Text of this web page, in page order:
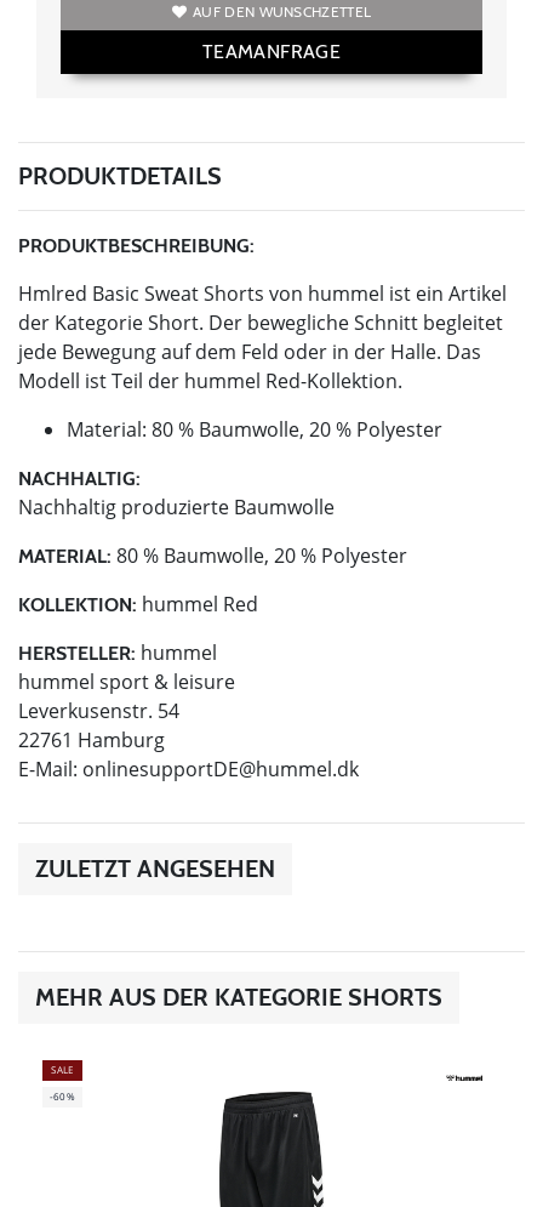
AUF DEN WUNSCHZETTEL
TEAMANFRAGE
PRODUKTDETAILS
PRODUKTBESCHREIBUNG:
Hmlred Basic Sweat Shorts von hummel ist ein Artikel
der Kategorie Short. Der bewegliche Schnitt begleitet
jede Bewegung auf dem Feld oder in der Halle. Das
Modell ist Teil der hummel Red-Kollektion.
Material: 80 % Baumwolle, 20 % Polyester
NACHHALTIG:
Nachhaltig produzierte Baumwolle
MATERIAL: 80 % Baumwolle, 20 % Polyester
KOLLEKTION: hummel Red
HERSTELLER: hummel
hummel sport & leisure
Leverkusenstr. 54
22761 Hamburg
E-Mail: onlinesupportDE@hummel.dk
ZULETZT ANGESEHEN
MEHR AUS DER KATEGORIE SHORTS
SALE
-60%